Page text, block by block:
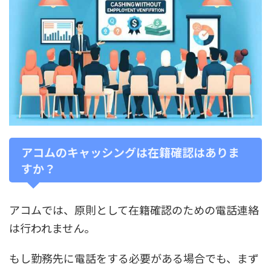
アコムのキャッシングは在籍確認はありま
すか？
アコムでは、原則として在籍確認のための電話連絡
は行われません。
もし勤務先に電話をする必要がある場合でも、まず